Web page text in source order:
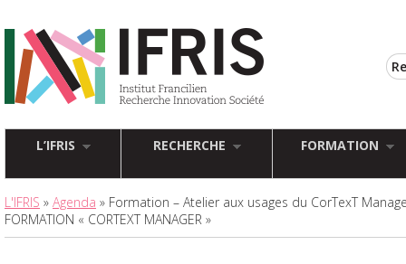
L’IFRIS RECHERCHE FORMATION
L'IFRIS » Agenda » Formation – Atelier aux usages du CorTexT
FORMATION « CORTEXT MANAGER »